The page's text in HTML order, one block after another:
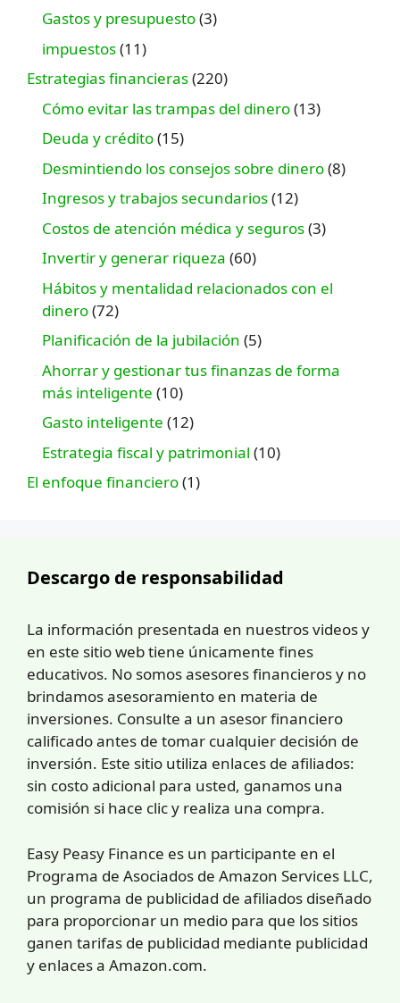
Gastos y presupuesto(3)
impuestos(11)
Estrategias financieras(220)
Cómo evitar las trampas del dinero(13)
Deuda y crédito(15)
Desmintiendo los consejos sobre dinero(8)
Ingresos y trabajos secundarios(12)
Costos de atención médica y seguros(3)
Invertir y generar riqueza (60)
Hábitos y mentalidad relacionados con el
dinero(72)
Planificación de la jubilación (5)
Ahorrar y gestionar tus finanzas de forma
más inteligente (10)
Gasto inteligente (12)
Estrategia fiscal y patrimonial (10)
El enfoque financiero(1)
Descargo de responsabilidad
La información presentada en nuestros videos y
en este sitio web tiene únicamente fines
educativos. No somos asesores financieros y no
brindamos asesoramiento en materia de
inversiones. Consulte a un asesor financiero
calificado antes de tomar cualquier decisión de
inversión. Este sitio utiliza enlaces de afiliados:
sin costo adicional para usted, ganamos una
comisión si hace clic y realiza una compra.
Easy Peasy Finance es un participante en el
Programa de Asociados de Amazon Services LLC,
un programa de publicidad de afiliados diseñado
para proporcionar un medio para que los sitios
ganen tarifas de publicidad mediante publicidad
y enlaces a Amazon.com.